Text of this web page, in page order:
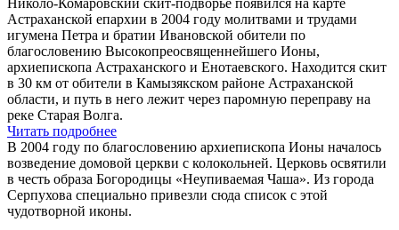
Николо-Комаровский скит-подворье появился на карте
Астраханской епархии в 2004 году молитвами и трудами
игумена Петра и братии Ивановской обители по
благословению Высокопреосвященнейшего Ионы,
архиепископа Астраханского и Енотаевского. Находится скит
в 30 км от обители в Камызякском районе Астраханской
области, и путь в него лежит через паромную переправу на
реке Старая Волга.
Читать подробнее
В 2004 году по благословению архиепископа Ионы началось
возведение домовой церкви с колокольней. Церковь освятили
в честь образа Богородицы «Неупиваемая Чаша». Из города
Серпухова специально привезли сюда список с этой
чудотворной иконы.